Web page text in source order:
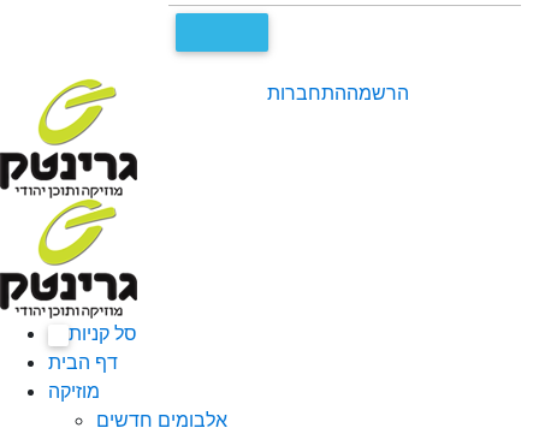
התחברותהרשמה
סל קניות
דף הבית
מוזיקה
אלבומים חדשים